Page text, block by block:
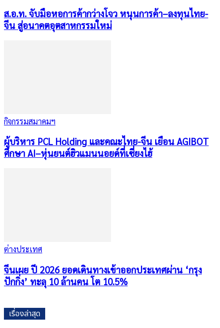
ส.อ.ท. จับมือหอการค้ากว่างโจว หนุนการค้า–ลงทุนไทย-
จีน สู่อนาคตอุตสาหกรรมใหม่
กิจกรรมสมาคมฯ
ผู้บริหาร PCL Holding และคณะไทย-จีน เยือน AGIBOT
ศึกษา AI–หุ่นยนต์ฮิวแมนนอยด์ที่เซี่ยงไฮ้
ต่างประเทศ
จีนเผย ปี 2026 ยอดเดินทางเข้าออกประเทศผ่าน ‘กรุง
ปักกิ่ง’ ทะลุ 10 ล้านคน โต 10.5%
เรื่องล่าสุด